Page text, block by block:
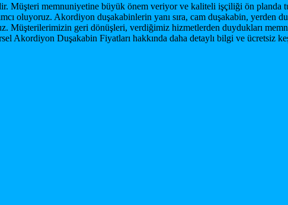
Müşteri memnuniyetine büyük önem veriyor ve kaliteli işçiliği ön
oluyoruz. Akordiyon duşakabinlerin yanı sıra, cam duşakabin, yerden
Müşterilerimizin geri dönüşleri, verdiğimiz hizmetlerden duydukları
Akordiyon Duşakabin Fiyatları hakkında daha detaylı bilgi ve ücretsiz